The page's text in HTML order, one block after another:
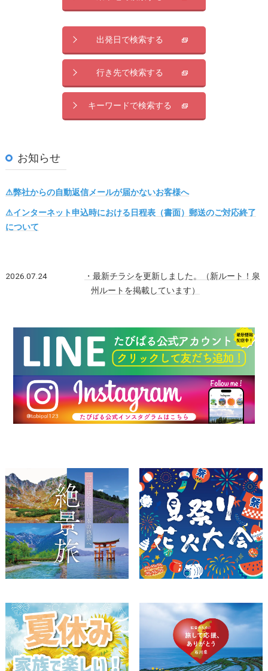
出発日で検索する
行き先で検索する
キーワードで検索する
お知らせ
⚠弊社からの自動返信メールが届かないお客様へ
⚠インターネット申込時における日程表（書面）郵送のご対応終了
について
2026.07.24 ・ 最新チラシを更新しました。（新ルート！泉
州ルートを掲載しています）